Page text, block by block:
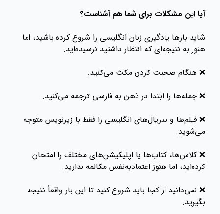
آیا این مشکلات برای شما هم آشناست؟
شاید بارها یادگیری زبان انگلیسی را شروع کرده باشید، اما
هنوز به نتیجه‌ای که انتظار داشتید نرسیده‌اید.
❌ هنگام صحبت کردن مکث می‌کنید.
❌ جمله‌ها را ابتدا در ذهن به فارسی ترجمه می‌کنید.
❌ فیلم‌ها و سریال‌های انگلیسی را فقط با زیرنویس متوجه
می‌شوید.
❌ کلاس‌ها، کتاب‌ها یا اپلیکیشن‌های مختلف را امتحان
کرده‌اید، اما هنوز اعتمادبه‌نفس مکالمه ندارید.
❌ نمی‌دانید از کجا باید شروع کنید تا این بار واقعاً نتیجه
بگیرید.